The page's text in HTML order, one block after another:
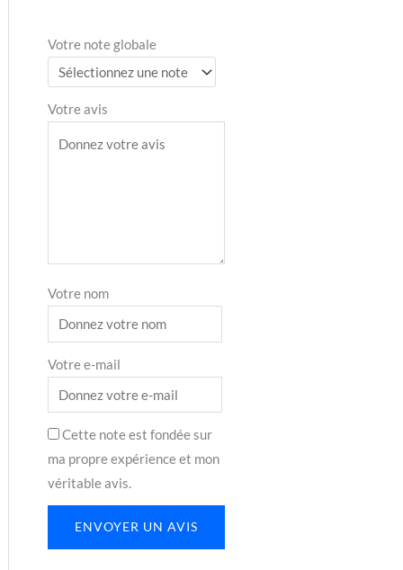
Votre note globale
Votre avis
Votre nom
Votre e-mail
Cette note est fondée sur
ma propre expérience et mon
véritable avis.
ENVOYER UN AVIS